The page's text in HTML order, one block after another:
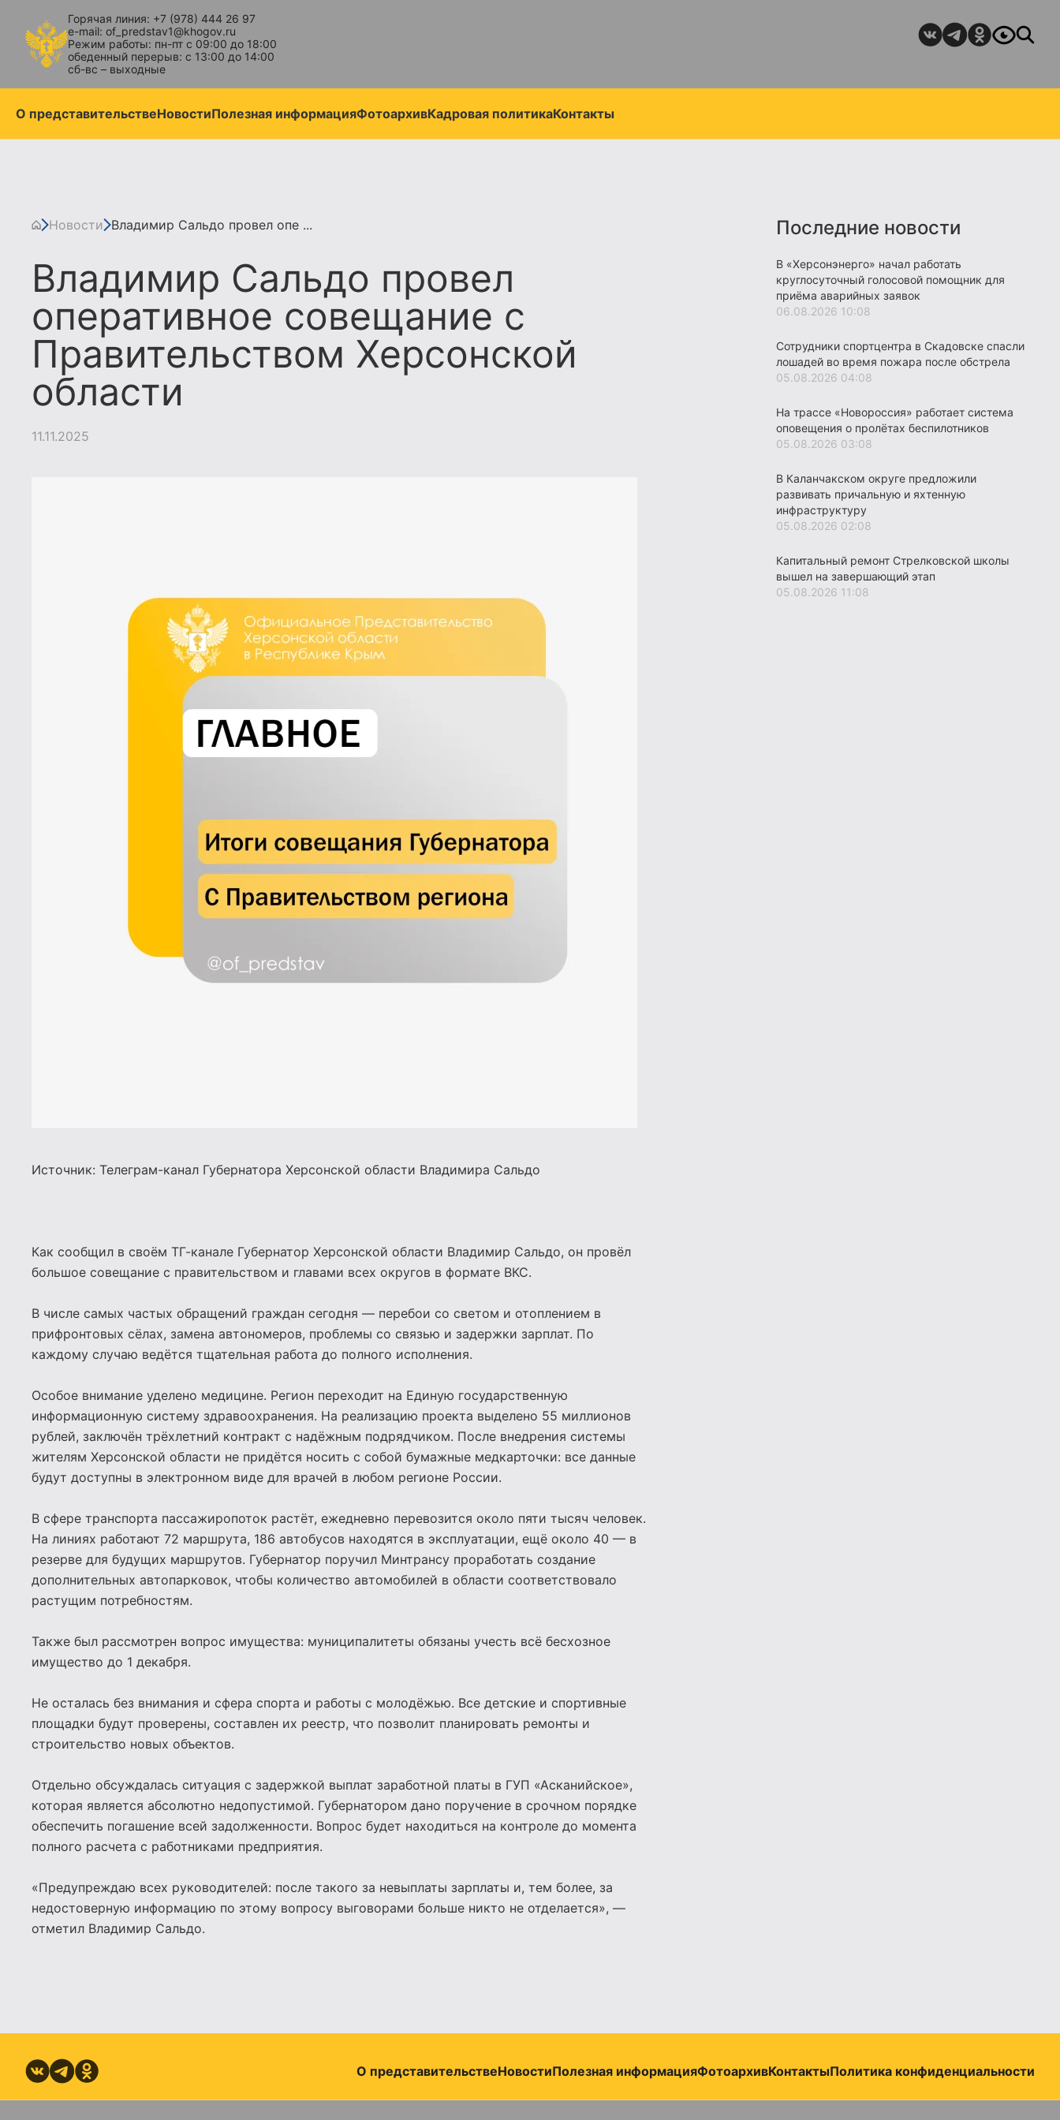
Горячая линия: +7 (978) 444 26 97
e-mail: of_predstav1@khogov.ru
Режим работы: пн-пт с 09:00 до 18:00
обеденный перерыв: с 13:00 до 14:00
сб-вс – выходные
О представительствеНовостиПолезная информацияФотоархивКадровая политикаКонтакты
Новости Владимир Сальдо провел опе ...
Владимир Сальдо провел
оперативное совещание с
Правительством Херсонской
области
11.11.2025
Источник: Телеграм-канал Губернатора Херсонской области Владимира Сальдо
Как сообщил в своём ТГ-канале Губернатор Херсонской области Владимир Сальдо, он провёл
большое совещание с правительством и главами всех округов в формате ВКС.
В числе самых частых обращений граждан сегодня — перебои со светом и отоплением в
прифронтовых сёлах, замена автономеров, проблемы со связью и задержки зарплат. По
каждому случаю ведётся тщательная работа до полного исполнения.
Особое внимание уделено медицине. Регион переходит на Единую государственную
информационную систему здравоохранения. На реализацию проекта выделено 55 миллионов
рублей, заключён трёхлетний контракт с надёжным подрядчиком. После внедрения системы
жителям Херсонской области не придётся носить с собой бумажные медкарточки: все данные
будут доступны в электронном виде для врачей в любом регионе России.
В сфере транспорта пассажиропоток растёт, ежедневно перевозится около пяти тысяч человек.
На линиях работают 72 маршрута, 186 автобусов находятся в эксплуатации, ещё около 40 — в
резерве для будущих маршрутов. Губернатор поручил Минтрансу проработать создание
дополнительных автопарковок, чтобы количество автомобилей в области соответствовало
растущим потребностям.
Также был рассмотрен вопрос имущества: муниципалитеты обязаны учесть всё бесхозное
имущество до 1 декабря.
Не осталась без внимания и сфера спорта и работы с молодёжью. Все детские и спортивные
площадки будут проверены, составлен их реестр, что позволит планировать ремонты и
строительство новых объектов.
Отдельно обсуждалась ситуация с задержкой выплат заработной платы в ГУП «Асканийское»,
которая является абсолютно недопустимой. Губернатором дано поручение в срочном порядке
обеспечить погашение всей задолженности. Вопрос будет находиться на контроле до момента
полного расчета с работниками предприятия.
«Предупреждаю всех руководителей: после такого за невыплаты зарплаты и, тем более, за
недостоверную информацию по этому вопросу выговорами больше никто не отделается», —
отметил Владимир Сальдо.
Последние новости
В «Херсонэнерго» начал работать
круглосуточный голосовой помощник для
приёма аварийных заявок
06.08.2026 10:08
Сотрудники спортцентра в Скадовске спасли
лошадей во время пожара после обстрела
05.08.2026 04:08
На трассе «Новороссия» работает система
оповещения о пролётах беспилотников
05.08.2026 03:08
В Каланчакском округе предложили
развивать причальную и яхтенную
инфраструктуру
05.08.2026 02:08
Капитальный ремонт Стрелковской школы
вышел на завершающий этап
05.08.2026 11:08
О представительствеНовостиПолезная информацияФотоархивКонтактыПолитика конфиденциальности